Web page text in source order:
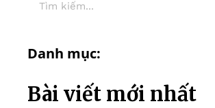
Danh mục:
Bài viết mới nhất